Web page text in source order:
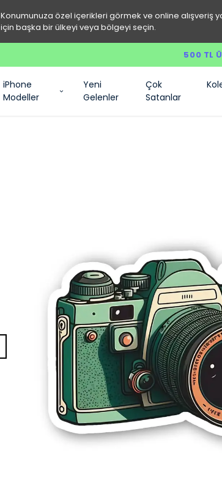
Konumunuza özel içerikleri görmek ve online alışveriş
için başka bir ülkeyi veya bölgeyi seçin.
500 TL
iPhone
Modeller
Yeni
Gelenler
Çok
Satanlar